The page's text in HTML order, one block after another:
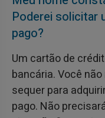
Poderei solicitar
pago?
Um cartão de
bancária. Você
sequer para
pago. Não